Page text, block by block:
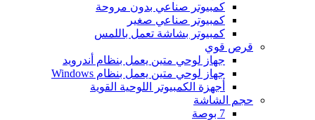
كمبيوتر صناعي بدون مروحة
كمبيوتر صناعي صغير
كمبيوتر بشاشة تعمل باللمس
قرص قوي
جهاز لوحي متين يعمل بنظام أندرويد
جهاز لوحي متين يعمل بنظام Windows
أجهزة الكمبيوتر اللوحية القوية
حجم الشاشة
7 بوصة